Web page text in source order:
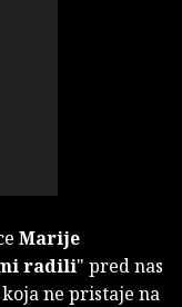
Marije
radili" pred nas
ne pristaje na